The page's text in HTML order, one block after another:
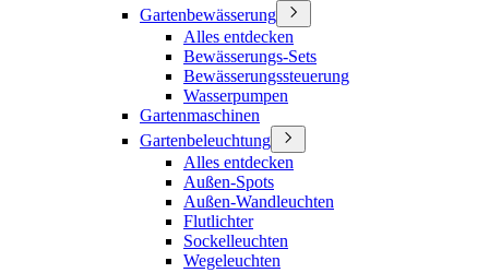
Gartenbewässerung
Alles entdecken
Bewässerungs-Sets
Bewässerungssteuerung
Wasserpumpen
Gartenmaschinen
Gartenbeleuchtung
Alles entdecken
Außen-Spots
Außen-Wandleuchten
Flutlichter
Sockelleuchten
Wegeleuchten